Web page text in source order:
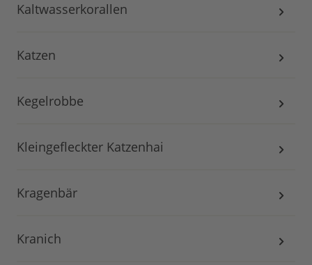
Kaltwasserkorallen
Katzen
Kegelrobbe
Kleingefleckter Katzenhai
Kragenbär
Kranich